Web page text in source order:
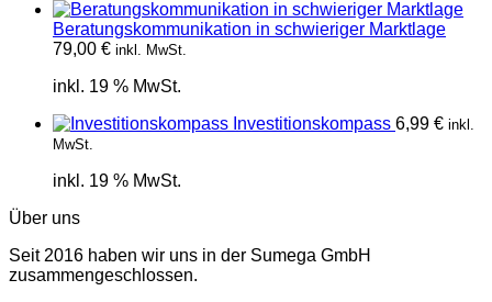
Beratungskommunikation in schwieriger Marktlage
79,00 € inkl. MwSt.
inkl. 19 % MwSt.
Investitionskompass 6,99 € inkl.
MwSt.
inkl. 19 % MwSt.
Über uns
Seit 2016 haben wir uns in der Sumega GmbH
zusammengeschlossen.